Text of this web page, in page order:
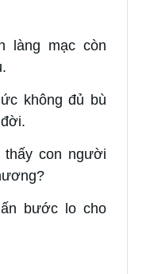
làng mạc còn
không đủ bù
thấy con người
bước lo cho